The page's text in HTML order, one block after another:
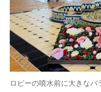
ロビーの噴水前に大きな